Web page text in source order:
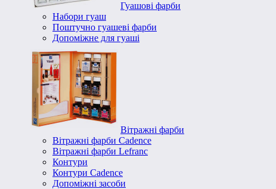
Гуашові фарби
Набори гуаш
Поштучно гуашеві фарби
Допоміжне для гуаші
Вітражні фарби
Вітражні фарби Cadence
Вітражні фарби Lefranc
Контури
Контури Cadence
Допоміжні засоби